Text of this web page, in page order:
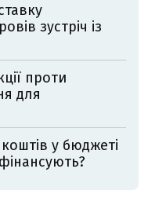
зустріч із
проти
для
у бюджеті